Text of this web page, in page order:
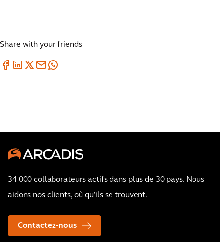
Share with your friends
34 000 collaborateurs actifs dans plus de 30 pays. Nous
aidons nos clients, où qu'ils se trouvent.
Contactez-nous